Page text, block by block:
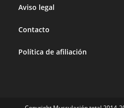
Aviso legal
Contacto
Política de afiliación